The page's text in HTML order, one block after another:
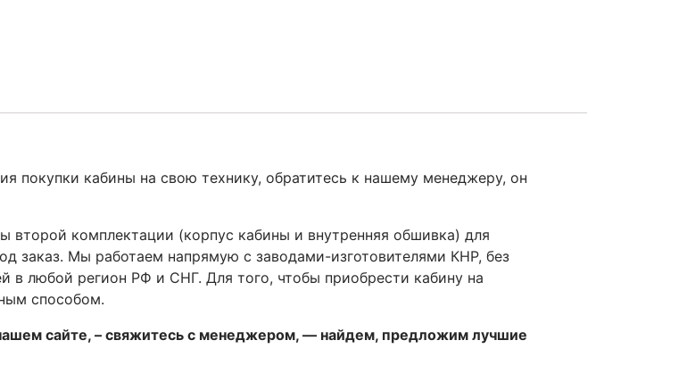
покупки кабины на свою технику, обратитесь к нашему менеджеру, он
второй комплектации (корпус кабины и внутренняя обшивка) для
заказ. Мы работаем напрямую с заводами-изготовителями КНР, без
в любой регион РФ и СНГ. Для того, чтобы приобрести кабину на
способом.
сайте, – свяжитесь с менеджером, — найдем, предложим лучшие